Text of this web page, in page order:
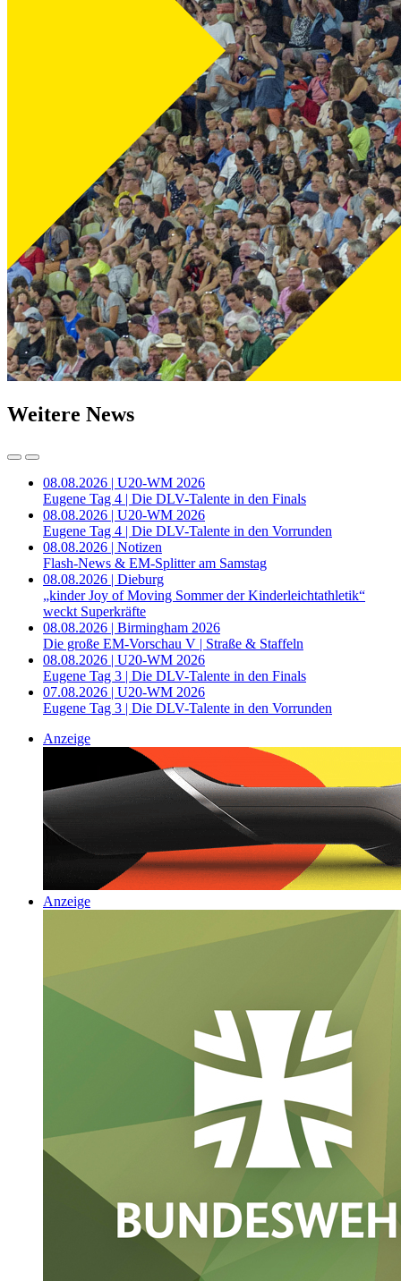
Weitere News
08.08.2026 | U20-WM 2026
Eugene Tag 4 | Die DLV-Talente in den Finals
08.08.2026 | U20-WM 2026
Eugene Tag 4 | Die DLV-Talente in den Vorrunden
08.08.2026 | Notizen
Flash-News & EM-Splitter am Samstag
08.08.2026 | Dieburg
„kinder Joy of Moving Sommer der Kinderleichtathletik“
weckt Superkräfte
08.08.2026 | Birmingham 2026
Die große EM-Vorschau V | Straße & Staffeln
08.08.2026 | U20-WM 2026
Eugene Tag 3 | Die DLV-Talente in den Finals
07.08.2026 | U20-WM 2026
Eugene Tag 3 | Die DLV-Talente in den Vorrunden
Anzeige
Anzeige